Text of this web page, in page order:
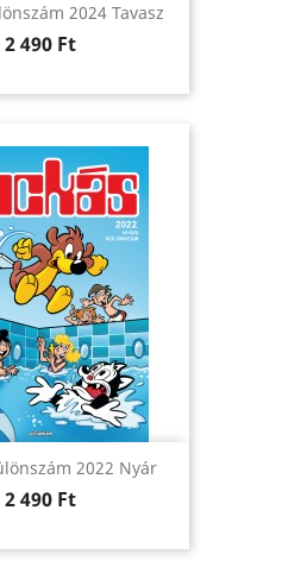
2024 Tavasz
Ár
2 490 Ft
2022 Nyár
Ár
2 490 Ft